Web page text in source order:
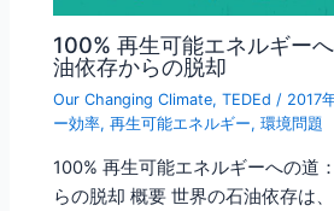
100% 再生可能エネルギー
油依存からの脱却
Our Changing Climate,TEDEd / 2017
ー効率,再生可能エネルギー,環境問題
100% 再生可能エネルギーへの道
らの脱却 概要 世界の石油依存は